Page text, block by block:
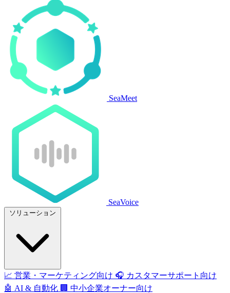
SeaMeet
SeaVoice
ソリューション
📈 営業・マーケティング向け 🎧 カスタマーサポート向け
🤖 AI & 自動化 🏢 中小企業オーナー向け